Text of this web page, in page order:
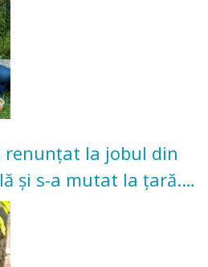
renunțat la jobul din
și s-a mutat la țară.
în grădina